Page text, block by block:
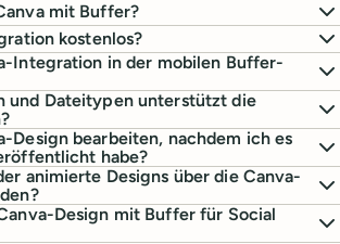
mit Buffer?
kostenlos?
Integration in der mobilen Buffer-
und Dateitypen unterstützt die
Design bearbeiten, nachdem ich es
habe?
animierte Designs über die Canva-
Design mit Buffer für Social